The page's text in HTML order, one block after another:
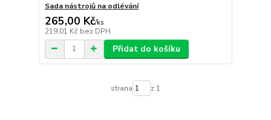
Sada nástrojů na odlévání
265,00 Kč/ks
219,01 Kč bez DPH
Přidat do košíku
strana z 1